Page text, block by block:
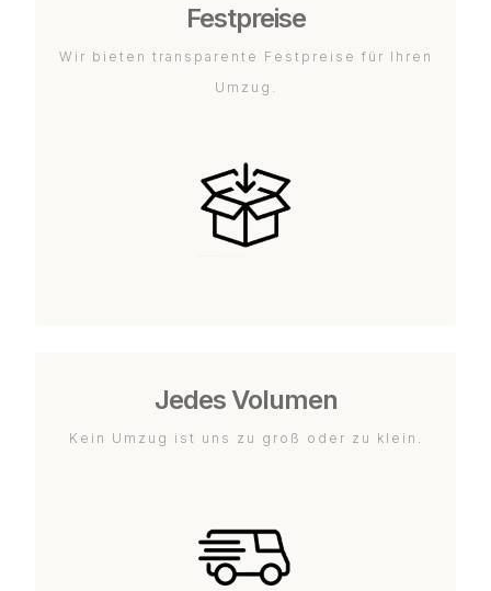
Festpreise
Wir bieten transparente Festpreise für Ihren
Umzug.
Jedes Volumen
Kein Umzug ist uns zu groß oder zu klein.